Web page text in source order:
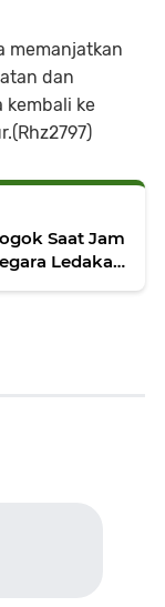
memanjatkan
dan
kembali ke
Saat Jam
Ledakan